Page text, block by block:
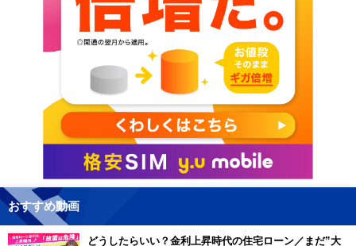
おすすめ動画
どうしたらいい？金利上昇時代の住宅ローン／まだ”大